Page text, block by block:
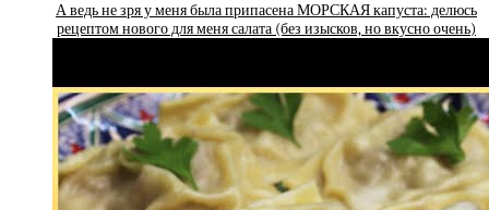
А ведь не зря у меня была припасена МОРСКАЯ капуста: делюсь
рецептом нового для меня салата (без изысков, но вкусно очень)